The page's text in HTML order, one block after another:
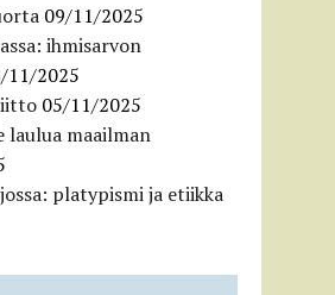
09/11/2025
ihmisarvon
11/2025
05/11/2025
laulua maailman
platypismi ja etiikka